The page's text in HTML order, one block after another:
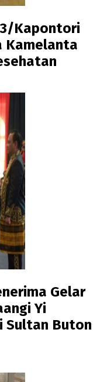
Kapontori
Kamelanta
Gelar
Yi
Sultan Buton